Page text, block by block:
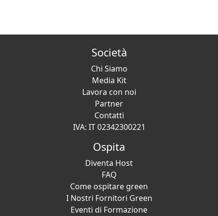
Società
Chi Siamo
Media Kit
Lavora con noi
Partner
Contatti
IVA: IT 02342300221
Ospita
Diventa Host
FAQ
Come ospitare green
I Nostri Fornitori Green
Eventi di Formazione